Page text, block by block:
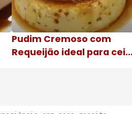
Pudim Cremoso com
Requeijão ideal para ceia